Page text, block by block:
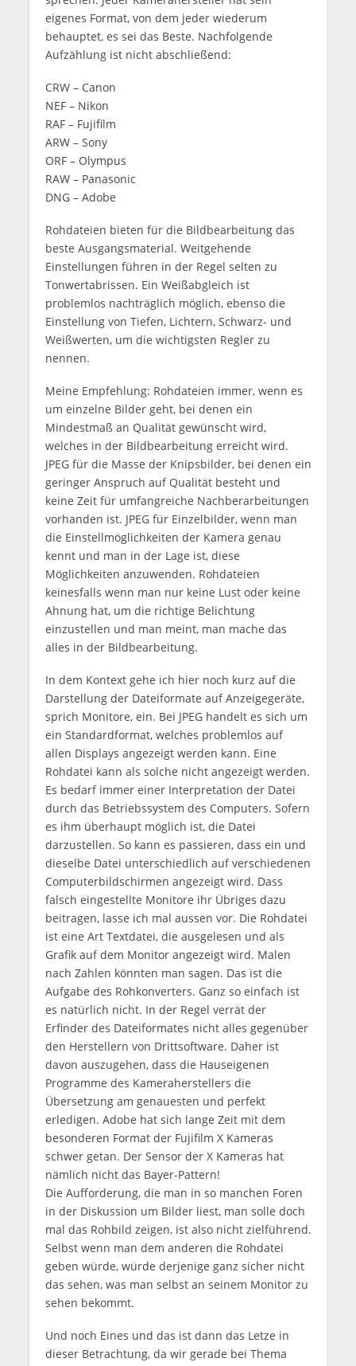
eigenes Format, von dem jeder wiederum
behauptet, es sei das Beste. Nachfolgende
Aufzählung ist nicht abschließend:
CRW – Canon
NEF – Nikon
RAF – Fujifilm
ARW – Sony
ORF – Olympus
RAW – Panasonic
DNG – Adobe
Rohdateien bieten für die Bildbearbeitung das
beste Ausgangsmaterial. Weitgehende
Einstellungen führen in der Regel selten zu
Tonwertabrissen. Ein Weißabgleich ist
problemlos nachträglich möglich, ebenso die
Einstellung von Tiefen, Lichtern, Schwarz- und
Weißwerten, um die wichtigsten Regler zu
nennen.
Meine Empfehlung: Rohdateien immer, wenn es
um einzelne Bilder geht, bei denen ein
Mindestmaß an Qualität gewünscht wird,
welches in der Bildbearbeitung erreicht wird.
JPEG für die Masse der Knipsbilder, bei denen ein
geringer Anspruch auf Qualität besteht und
keine Zeit für umfangreiche Nachberarbeitungen
vorhanden ist. JPEG für Einzelbilder, wenn man
die Einstellmöglichkeiten der Kamera genau
kennt und man in der Lage ist, diese
Möglichkeiten anzuwenden. Rohdateien
keinesfalls wenn man nur keine Lust oder keine
Ahnung hat, um die richtige Belichtung
einzustellen und man meint, man mache das
alles in der Bildbearbeitung.
In dem Kontext gehe ich hier noch kurz auf die
Darstellung der Dateiformate auf Anzeigegeräte,
sprich Monitore, ein. Bei JPEG handelt es sich um
ein Standardformat, welches problemlos auf
allen Displays angezeigt werden kann. Eine
Rohdatei kann als solche nicht angezeigt werden.
Es bedarf immer einer Interpretation der Datei
durch das Betriebssystem des Computers. Sofern
es ihm überhaupt möglich ist, die Datei
darzustellen. So kann es passieren, dass ein und
dieselbe Datei unterschiedlich auf verschiedenen
Computerbildschirmen angezeigt wird. Dass
falsch eingestellte Monitore ihr Übriges dazu
beitragen, lasse ich mal aussen vor. Die Rohdatei
ist eine Art Textdatei, die ausgelesen und als
Grafik auf dem Monitor angezeigt wird. Malen
nach Zahlen könnten man sagen. Das ist die
Aufgabe des Rohkonverters. Ganz so einfach ist
es natürlich nicht. In der Regel verrät der
Erfinder des Dateiformates nicht alles gegenüber
den Herstellern von Drittsoftware. Daher ist
davon auszugehen, dass die Hauseigenen
Programme des Kameraherstellers die
Übersetzung am genauesten und perfekt
erledigen. Adobe hat sich lange Zeit mit dem
besonderen Format der Fujifilm X Kameras
schwer getan. Der Sensor der X Kameras hat
nämlich nicht das Bayer-Pattern!
Die Aufforderung, die man in so manchen Foren
in der Diskussion um Bilder liest, man solle doch
mal das Rohbild zeigen, ist also nicht zielführend.
Selbst wenn man dem anderen die Rohdatei
geben würde, würde derjenige ganz sicher nicht
das sehen, was man selbst an seinem Monitor zu
sehen bekommt.
Und noch Eines und das ist dann das Letze in
dieser Betrachtung, da wir gerade bei Thema